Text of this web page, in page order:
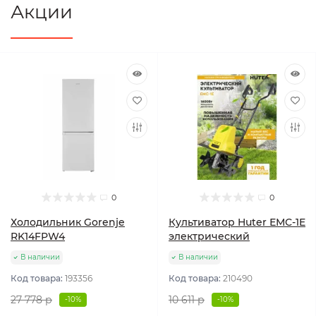
Акции
0
Холодильник Gorenje
RK14FPW4
В наличии
Код товара: 193356
27 778 р -10%
0
Культиватор Huter ЕМС-1E
электрический
В наличии
Код товара: 210490
10 611 р -10%